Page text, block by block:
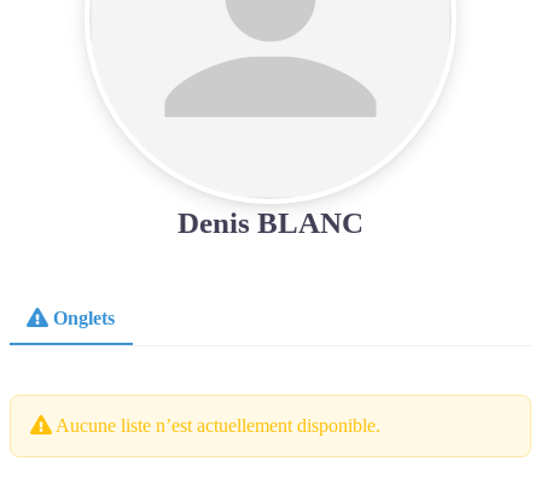
Denis BLANC
Onglets
Aucune liste n’est actuellement disponible.